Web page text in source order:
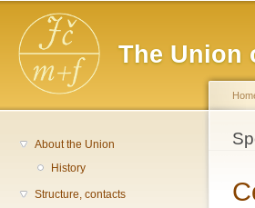
The Union
Main menu
About the Union
History
Structure, contacts